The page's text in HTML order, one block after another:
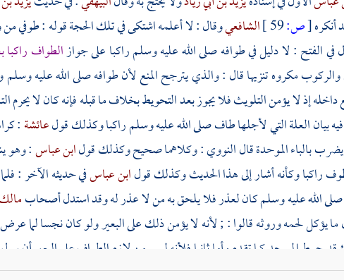
[ص:59 ] الشافعيوقال : لا أعلمه اشتكى في تلك الحجة قوله : طوفي
في الفتح : لا دليل في طوافه صلى الله عليه وسلم راكبا على جوازالطواف راكبا
والركوب مكروه تنزيها قال : والذي يترجح المنع لأن طوافه صلى الله عليه وسلم
إذ لا يؤمن التلويث فلا يجوز بعد التحويط بخلاف ما قبله فإنه كان لا يحرم
بيان العلة التي لأجلها طاف صلى الله عليه وسلم راكبا وكذلك قولعائشة:
بالباء الموحدة قالالنووي: وكلاهما صحيح وكذلك قولابن عباس: وهو
راكبا وكأنه أشار إلى هذا الحديث وكذلك قولابن عباسفي حديثه الآخر :
الله عليه وسلم كان لعذر فلا يلحق به من لا عذر له وقد استدل أصحابمالك
يؤكل لحمه وروثه قالوا : ; لأنه لا يؤمن ذلك على البعير ولو كان نجسا لما
حوط المسجد كما تقدم وأما ثانيا فلأنه ليس من لازم الطواف على البعير أن يبول
أقر إدخال الصبيان الأطفال المسجد مع أنه لا يؤمن بولهم وأما رابعا